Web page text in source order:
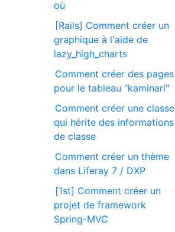
où
[Rails] Comment créer un
graphique à l'aide de
lazy_high_charts
Comment créer des pages
pour le tableau "kaminari"
Comment créer une classe
qui hérite des informations
de classe
Comment créer un thème
dans Liferay 7 / DXP
[1st] Comment créer un
projet de framework
Spring-MVC